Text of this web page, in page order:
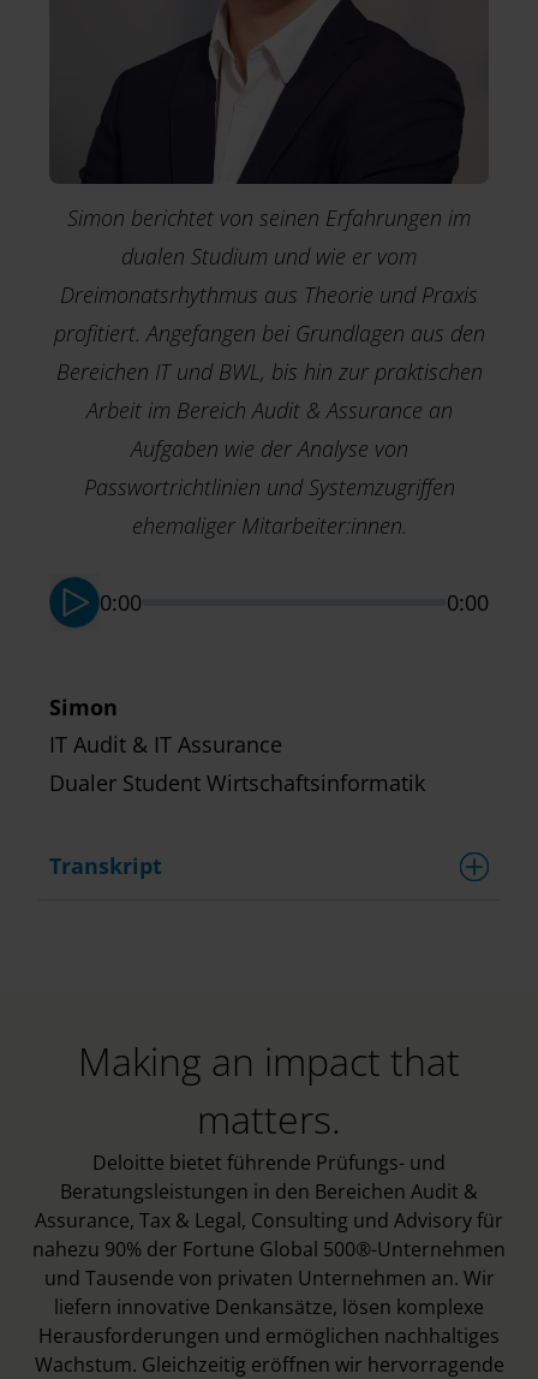
Simon berichtet von seinen Erfahrungen im
dualen Studium und wie er vom
Dreimonatsrhythmus aus Theorie und Praxis
profitiert.Angefangen bei Grundlagen aus den
Bereichen IT und BWL, bis hin zur praktischen
Arbeit im Bereich Audit & Assurance an
Aufgaben wie der Analyse von
Passwortrichtlinien und Systemzugriffen
ehemaliger Mitarbeiter:innen.
0:00 0:00
Simon
IT Audit & IT Assurance
Dualer Student Wirtschaftsinformatik
Transkript
Making an impact that
matters.
Deloitte bietet führende Prüfungs- und
Beratungsleistungen in den Bereichen Audit &
Assurance, Tax & Legal, Consulting und Advisory für
nahezu 90% der Fortune Global 500®-Unternehmen
und Tausende von privaten Unternehmen an. Wir
liefern innovative Denkansätze, lösen komplexe
Herausforderungen und ermöglichen nachhaltiges
Wachstum. Gleichzeitig eröffnen wir hervorragende